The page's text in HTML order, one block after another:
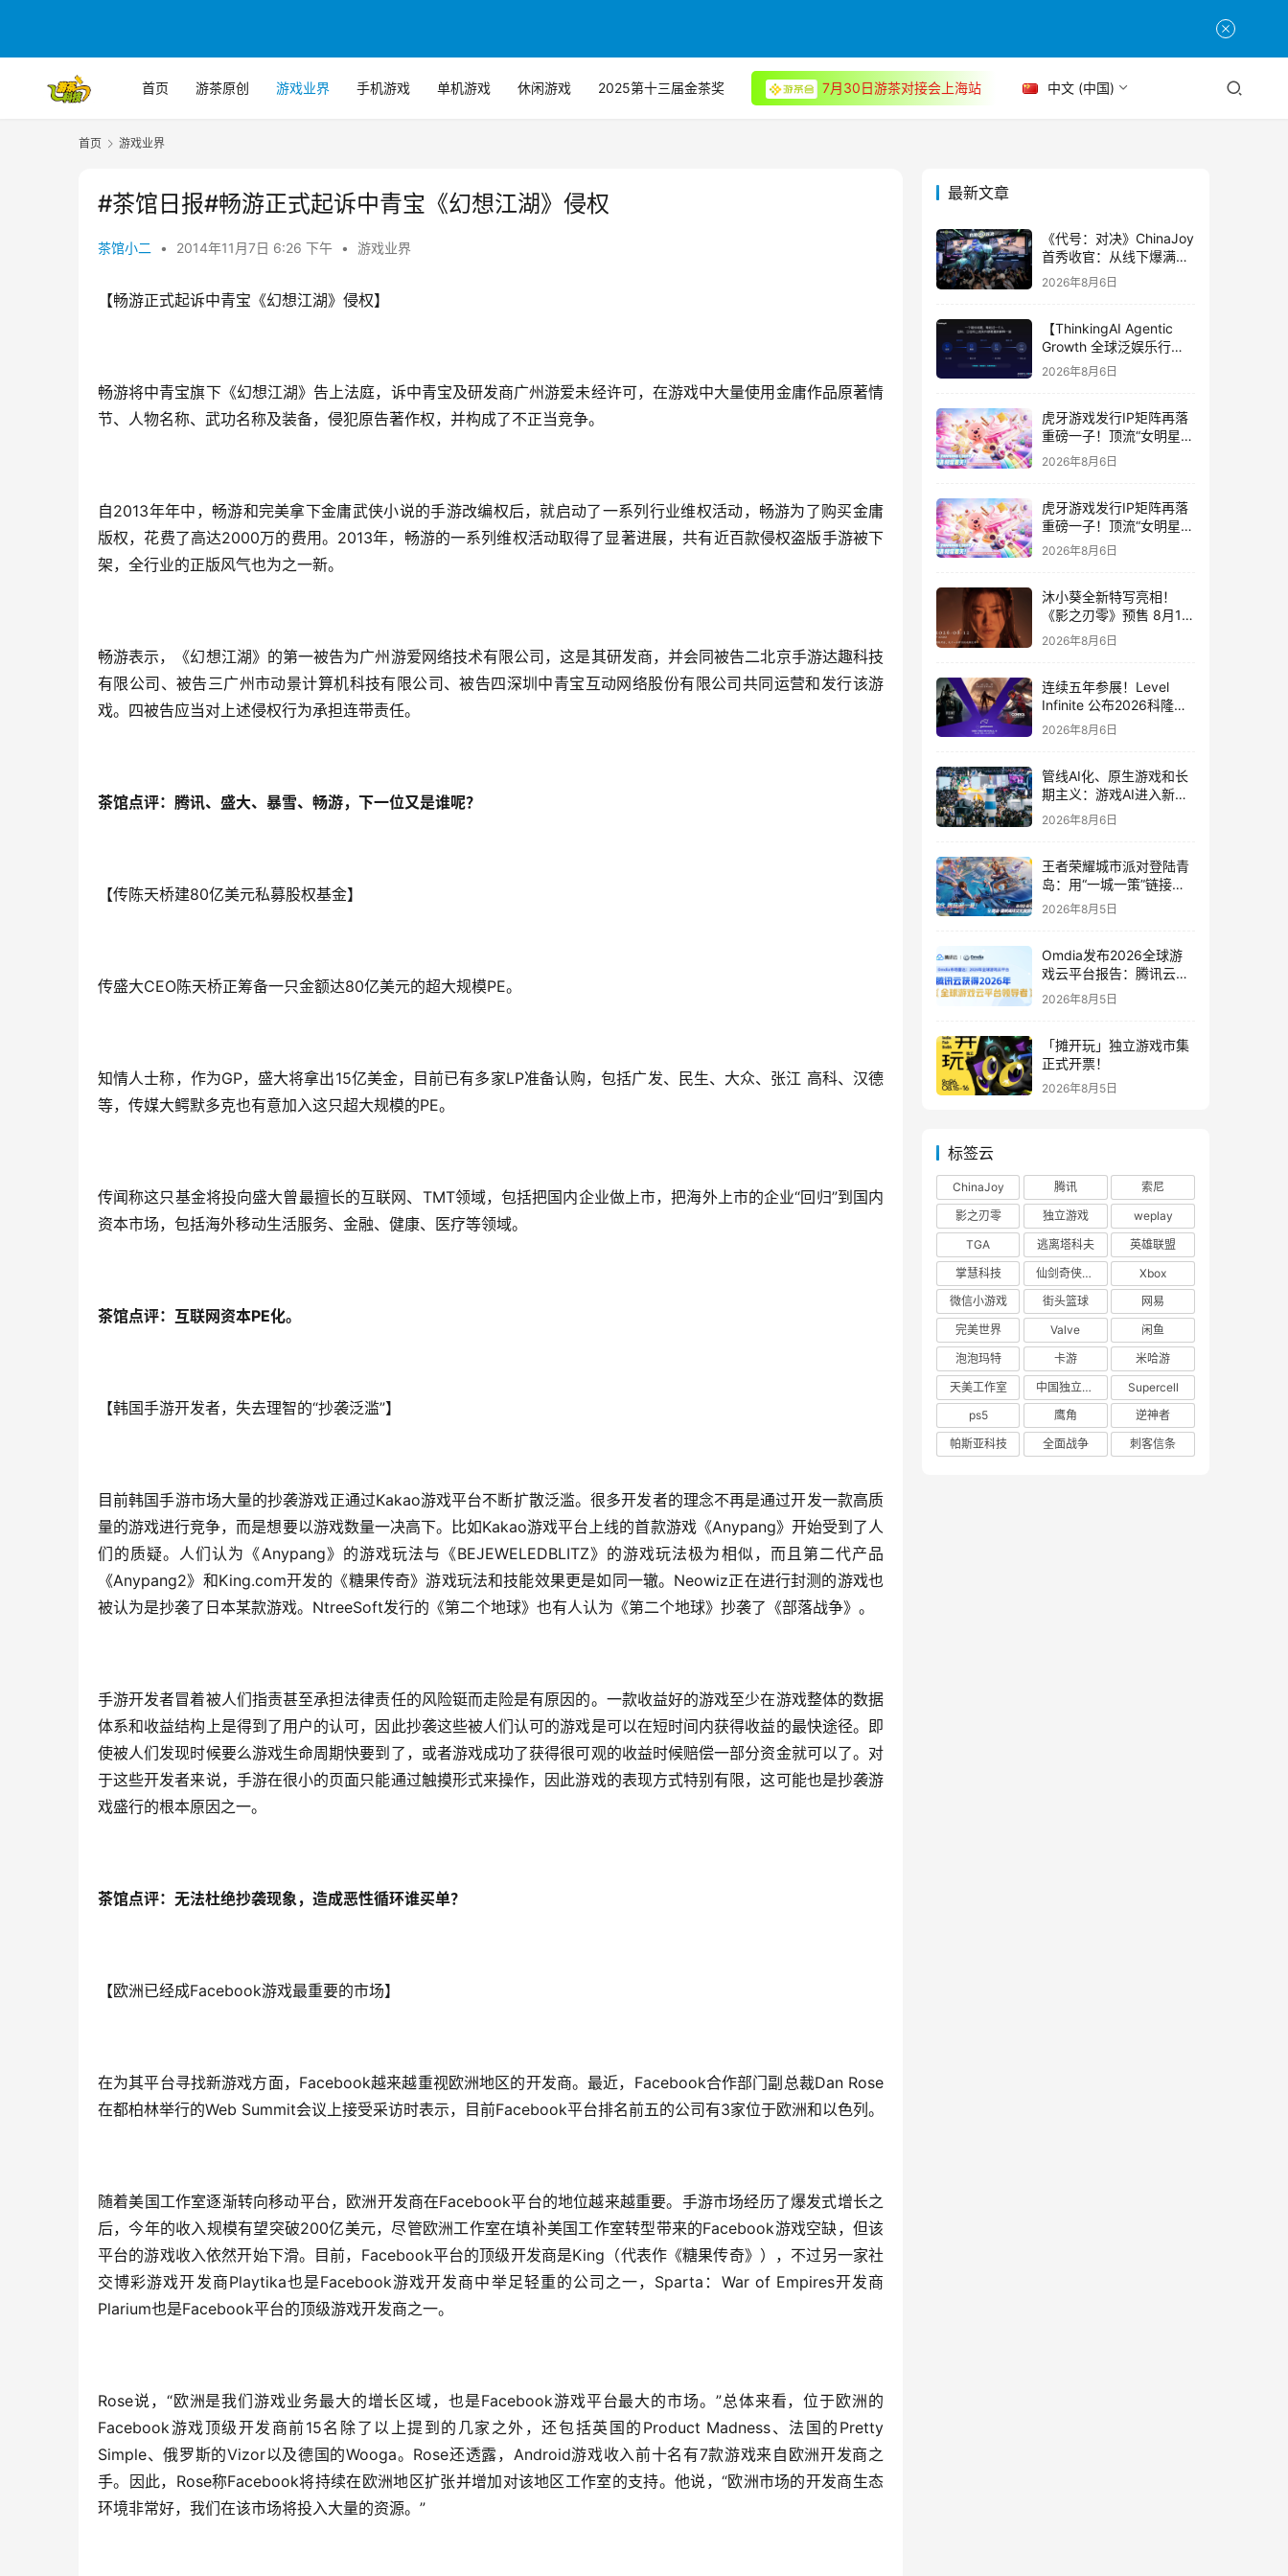
首页 游茶原创 游戏业界 手机游戏 单机游戏 休闲游戏 2025第十三届金茶奖 7月30日游茶对接会上海站 中文 (中国)
首页 游戏业界
#茶馆日报#畅游正式起诉中青宝《幻想江湖》侵权
茶馆小二 • 2014年11月7日 6:26 下午 • 游戏业界
【畅游正式起诉中青宝《幻想江湖》侵权】
畅游将中青宝旗下《幻想江湖》告上法庭，诉中青宝及研发商广州游爱未经许可，在游戏中大量使用金庸作品原著情
节、人物名称、武功名称及装备，侵犯原告著作权，并构成了不正当竞争。
自2013年年中，畅游和完美拿下金庸武侠小说的手游改编权后，就启动了一系列行业维权活动，畅游为了购买金庸
版权，花费了高达2000万的费用。2013年，畅游的一系列维权活动取得了显著进展，共有近百款侵权盗版手游被下
架，全行业的正版风气也为之一新。
畅游表示，《幻想江湖》的第一被告为广州游爱网络技术有限公司，这是其研发商，并会同被告二北京手游达趣科技
有限公司、被告三广州市动景计算机科技有限公司、被告四深圳中青宝互动网络股份有限公司共同运营和发行该游
戏。四被告应当对上述侵权行为承担连带责任。
茶馆点评：腾讯、盛大、暴雪、畅游，下一位又是谁呢？
【传陈天桥建80亿美元私募股权基金】
传盛大CEO陈天桥正筹备一只金额达80亿美元的超大规模PE。
知情人士称，作为GP，盛大将拿出15亿美金，目前已有多家LP准备认购，包括广发、民生、大众、张江 高科、汉德
等，传媒大鳄默多克也有意加入这只超大规模的PE。
传闻称这只基金将投向盛大曾最擅长的互联网、TMT领域， 包括把国内企业做上市，把海外上市的企业“回归”到国内
资本市场，包括海外移动生活服务、金融、健康、医疗等领域。
茶馆点评：互联网资本PE化。
【韩国手游开发者，失去理智的“抄袭泛滥”】
目前韩国手游市场大量的抄袭游戏正通过Kakao游戏平台不断扩散泛滥。很多开发者的理念不再是通过开发一款高质
量的游戏进行竞争，而是想要以游戏数量一决高下。比如Kakao游戏平台上线的首款游戏《Anypang》开始受到了人
们的质疑。人们认为《Anypang》的游戏玩法与《BEJEWELEDBLITZ》的游戏玩法极为相似，而且第二代产品
《Anypang2》和King.com开发的《糖果传奇》游戏玩法和技能效果更是如同一辙。Neowiz正在进行封测的游戏也
被认为是抄袭了日本某款游戏。NtreeSoft发行的《第二个地球》也有人认为《第二个地球》抄袭了《部落战争》。
手游开发者冒着被人们指责甚至承担法律责任的风险铤而走险是有原因的。一款收益好的游戏至少在游戏整体的数据
体系和收益结构上是得到了用户的认可，因此抄袭这些被人们认可的游戏是可以在短时间内获得收益的最快途径。即
使被人们发现时候要么游戏生命周期快要到了，或者游戏成功了获得很可观的收益时候赔偿一部分资金就可以了。对
于这些开发者来说，手游在很小的页面只能通过触摸形式来操作，因此游戏的表现方式特别有限，这可能也是抄袭游
戏盛行的根本原因之一。
茶馆点评：无法杜绝抄袭现象，造成恶性循环谁买单？
【欧洲已经成Facebook游戏最重要的市场】
在为其平台寻找新游戏方面，Facebook越来越重视欧洲地区的开发商。最近，Facebook合作部门副总裁Dan Rose
在都柏林举行的Web Summit会议上接受采访时表示，目前Facebook平台排名前五的公司有3家位于欧洲和以色列。
随着美国工作室逐渐转向移动平台，欧洲开发商在Facebook平台的地位越来越重要。手游市场经历了爆发式增长之
后，今年的收入规模有望突破200亿美元，尽管欧洲工作室在填补美国工作室转型带来的Facebook游戏空缺，但该
平台的游戏收入依然开始下滑。目前，Facebook平台的顶级开发商是King（代表作《糖果传奇》），不过另一家社
交博彩游戏开发商Playtika也是Facebook游戏开发商中举足轻重的公司之一，Sparta：War of Empires开发商
Plarium也是Facebook平台的顶级游戏开发商之一。
Rose说，“欧洲是我们游戏业务最大的增长区域，也是Facebook游戏平台最大的市场。”总体来看，位于欧洲的
Facebook游戏顶级开发商前15名除了以上提到的几家之外，还包括英国的Product Madness、法国的Pretty
Simple、俄罗斯的Vizor以及德国的Wooga。Rose还透露，Android游戏收入前十名有7款游戏来自欧洲开发商之
手。因此，Rose称Facebook将持续在欧洲地区扩张并增加对该地区工作室的支持。他说，“欧洲市场的开发商生态
环境非常好，我们在该市场将投入大量的资源。”
最新文章
《代号：对决》ChinaJoy
首秀收官：从线下爆满看
见玩家的真实期待
2026年8月6日
【ThinkingAI Agentic
Growth 全球泛娱乐行业
峰会】Agent 时代，人到
2026年8月6日
虎牙游戏发行IP矩阵再落
重磅一子！顶流“女明星”
ZANMANG LOOPY 正版
3D消除手游《消消奇遇》
2026年8月6日
虎牙游戏发行IP矩阵再落
重磅一子！顶流“女明星”
ZANMANG LOOPY 正版
2026年8月6日
沐小葵全新特写亮相！
《影之刃零》预售 8月12
日开启
2026年8月6日
连续五年参展！Level
Infinite 公布2026科隆游
戏展产品阵容
2026年8月6日
管线AI化、原生游戏和长
期主义：游戏AI进入新共
识时代
2026年8月6日
王者荣耀城市派对登陆青
岛：用“一城一策”链接海
洋场景，以双向奔赴带动
2026年8月5日
Omdia发布2026全球游
戏云平台报告：腾讯云连
续两年入选“领导者”象限
2026年8月5日
「摊开玩」独立游戏市集
正式开票！
2026年8月5日
标签云
ChinaJoy 腾讯
索尼
影之刃零
独立游戏
weplay
TGA
逃离塔科夫
英雄联盟
掌慧科技
仙剑奇侠传四
Xbox
微信小游戏
街头篮球
网易
完美世界
Valve
闲鱼
泡泡玛特
卡游
米哈游
天美工作室
中国独立游戏联盟
Supercell
ps5
鹰角
逆神者
帕斯亚科技
全面战争 刺客信条